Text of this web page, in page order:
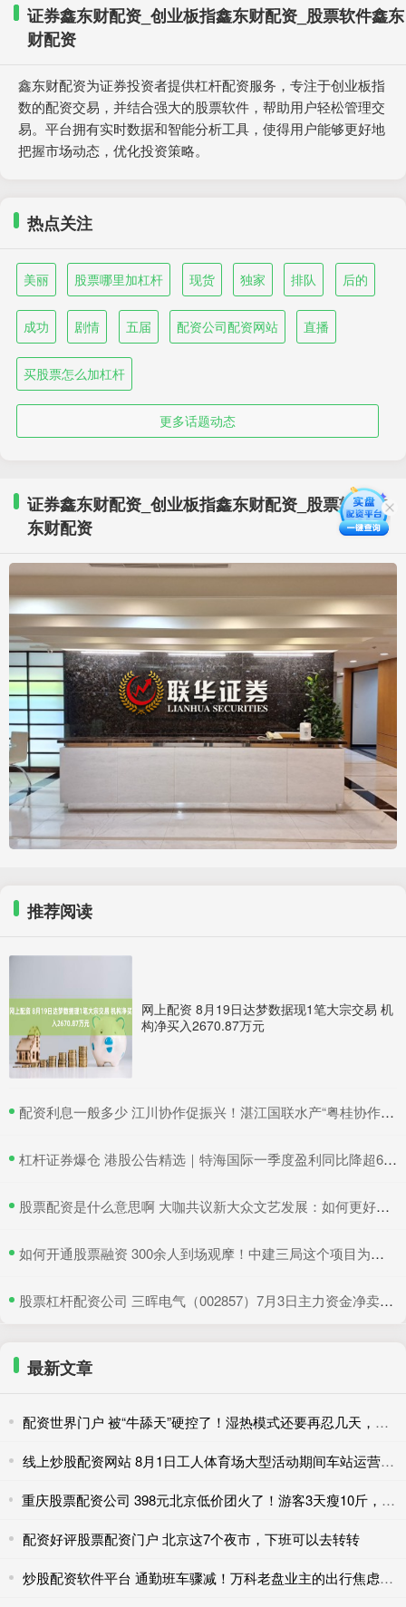
证券鑫东财配资_创业板指鑫东财配资_股票软件鑫东
财配资
鑫东财配资为证券投资者提供杠杆配资服务，专注于创业板指
数的配资交易，并结合强大的股票软件，帮助用户轻松管理交
易。平台拥有实时数据和智能分析工具，使得用户能够更好地
把握市场动态，优化投资策略。
热点关注
美丽 股票哪里加杠杆 现货 独家 排队 后的
成功 剧情 五届 配资公司配资网站 直播
买股票怎么加杠杆
更多话题动态
证券鑫东财配资_创业板指鑫东财配资_股票软件鑫
东财配资
推荐阅读
网上配资 8月19日达梦数据现1笔大宗交易 机
构净买入2670.87万元
​配资利息一般多少 江川协作促振兴！湛江国联水产“粤桂协作帮扶车间”在吴川揭牌
​杠杆证券爆仓 港股公告精选｜特海国际一季度盈利同比降超6成 三一国际首季营收超66亿元
​股票配资是什么意思啊 大咖共议新大众文艺发展：如何更好地与时代同频共振
​如何开通股票融资 300余人到场观摩！中建三局这个项目为安全生产示范
​股票杠杆配资公司 三晖电气（002857）7月3日主力资金净卖出820.19万元
最新文章
配资世界门户 被“牛舔天”硬控了！湿热模式还要再忍几天，防暑必看
线上炒股配资网站 8月1日工人体育场大型活动期间车站运营措施调整
重庆股票配资公司 398元北京低价团火了！游客3天瘦10斤，网友吐槽二十年没变样
配资好评股票配资门户 北京这7个夜市，下班可以去转转
炒股配资软件平台 通勤班车骤减！万科老盘业主的出行焦虑待解……